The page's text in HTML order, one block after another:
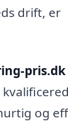
drift, er
pris.dk
og